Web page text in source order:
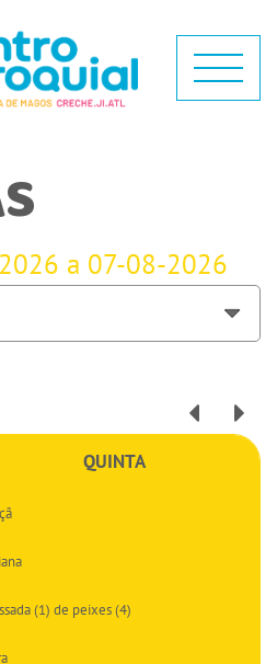
a 07-08-2026
QUINTA
(1) de peixes (4)